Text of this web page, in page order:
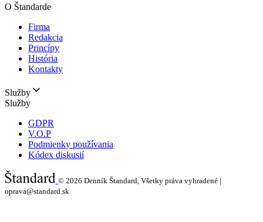
O Štandarde
Firma
Redakcia
Princípy
História
Kontakty
Služby
Služby
GDPR
V.O.P
Podmienky používania
Kódex diskusií
© 2026 Denník Štandard, Všetky práva vyhradené |
oprava@standard.sk